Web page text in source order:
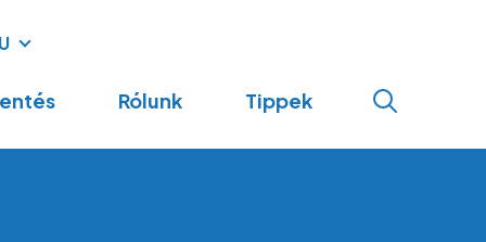
navigationRólunk Tippek